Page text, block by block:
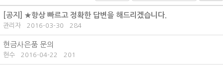
[공지] ★항상 빠르고 정확한 답변을 해드리겠습니다.
관리자 2016-03-30 284
현금사은품 문의
현수 2016-04-22 201